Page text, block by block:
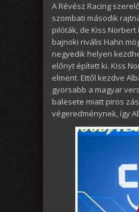
A Révész Racing
szombati második
pilóták, de Kiss
bajnoki rivális Hahn
negyedik helyen
előnyt épített ki. Kiss
elment. Ettől kezdve
gyorsabb a magyar
balesete miatt piros
végeredménynek, így